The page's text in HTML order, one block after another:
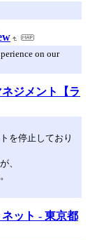
on our
ジメント【ラ
を停止しており
、
ット - 東京都